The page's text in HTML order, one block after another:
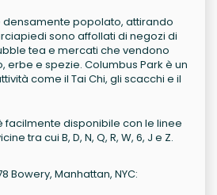
densamente popolato, attirando
sono affollati di negozi di
tea e mercati che vendono
erbe e spezie. Columbus Park è un
come il Tai Chi, gli scacchi e il
facilmente disponibile con le linee
tra cui B, D, N, Q, R, W, 6, J e Z.
Bowery, Manhattan, NYC: